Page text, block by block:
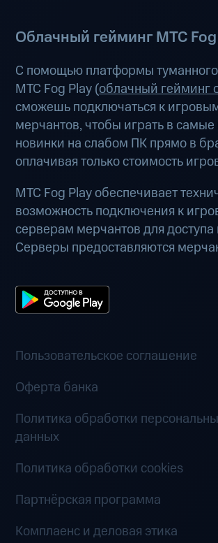
Облачный гейминг МТС
С помощью платформы
МТС Fog Play (облачный гейминг
сможешь подключаться к
мерчантов, чтобы играть в
новинки на слабом ПК прямо в
оплачивая только стоимость
МТС Fog Play обеспечивает
возможность подключения к
серверам мерчантов для доступа
Серверы предоставляются
Пользовательское соглашение
Оферта банка
Политика обработки
данных
Политика обработки cookies
Партнёрская программа
Комплаенс и деловая этика